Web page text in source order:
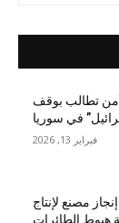
تطالب بوقف
في سوريا
فبراير 13, 2026
مصنع لإنتاج
هبوط الطائرات